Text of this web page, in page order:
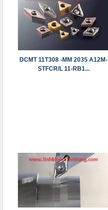
DCMT 11T308 -MM 2035 A12M-
STFCR/L 11-RB1...